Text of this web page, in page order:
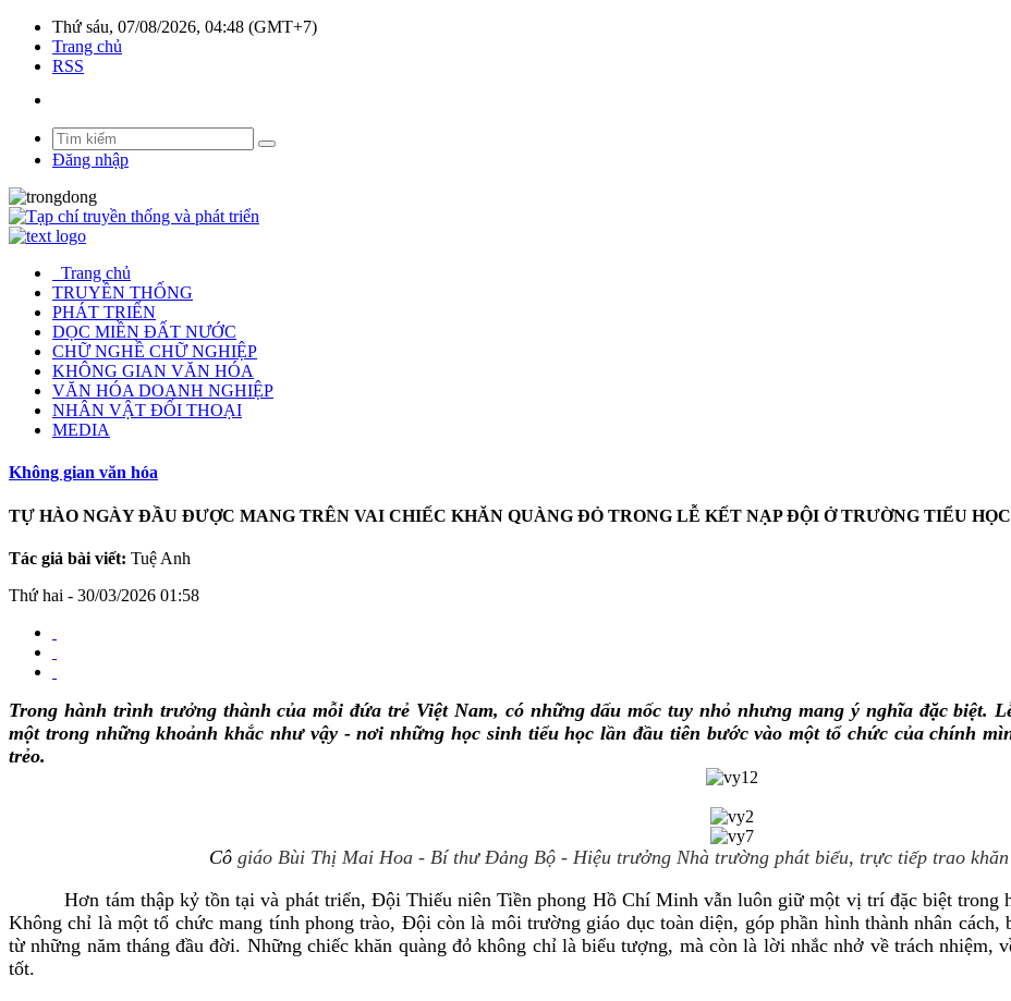
Thứ sáu, 07/08/2026, 04:48 (GMT+7)
Trang chủ
RSS
Đăng nhập
Trang chủ
TRUYỀN THỐNG
PHÁT TRIỂN
DỌC MIỀN ĐẤT NƯỚC
CHỮ NGHỀ CHỮ NGHIỆP
KHÔNG GIAN VĂN HÓA
VĂN HÓA DOANH NGHIỆP
NHÂN VẬT ĐỐI THOẠI
MEDIA
Không gian văn hóa
TỰ HÀO NGÀY ĐẦU ĐƯỢC MANG TRÊN VAI CHIẾC KHĂN QUÀNG ĐỎ TRONG LỄ KẾT NẠP ĐỘI Ở TRƯỜNG TIỂU
Tác giả bài viết: Tuệ Anh
Thứ hai - 30/03/2026 01:58
Trong hành trình trưởng thành của mỗi đứa trẻ Việt Nam, có những dấu mốc tuy nhỏ nhưng mang ý nghĩa đặc biệt.
một trong những khoảnh khắc như vậy - nơi những học sinh tiểu học lần đầu tiên bước vào một tổ chức của chính
trẻo.
Cô giáo Bùi Thị Mai Hoa - Bí thư Đảng Bộ - Hiệu trưởng Nhà trường phát biểu, trực tiếp trao khăn
Hơn tám thập kỷ tồn tại và phát triển, Đội Thiếu niên Tiền phong Hồ Chí Minh vẫn luôn giữ một vị trí đặc biệt trong
Không chỉ là một tổ chức mang tính phong trào, Đội còn là môi trường giáo dục toàn diện, góp phần hình thành nhân
từ những năm tháng đầu đời. Những chiếc khăn quàng đỏ không chỉ là biểu tượng, mà còn là lời nhắc nhở về trách nhiệm,
tốt.